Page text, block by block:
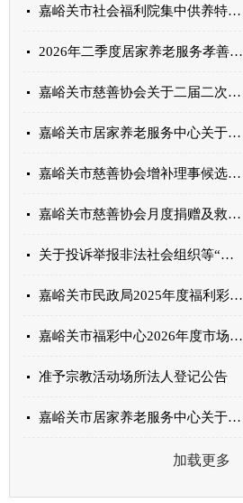
嘉峪关市社会福利院集中供养特困人员供餐询价函
2026年二季度居家养老服务孝善基金公示
嘉峪关市慈善协会关于二届二次会员大会增补理事结果的公示
嘉峪关市居家养老服务中心关于清退已注销的居家养老服务对象个人账户余额的公告
嘉峪关市慈善协会增补理事候选人公示
嘉峪关市慈善协会月度捐赠及救助情况公示
关于投诉举报非法社会组织等“山寨社团”相关事项的公告
嘉峪关市民政局2025年度福利彩票公益金使用情况公示
嘉峪关市福彩中心2026年度市场调控资金项目（公益驿站物资补充）采购询价函
准予宗教活动场所法人登记公告
嘉峪关市居家养老服务中心关于清退已注销的居家养老服务对象个人账户余额的公告
加载更多